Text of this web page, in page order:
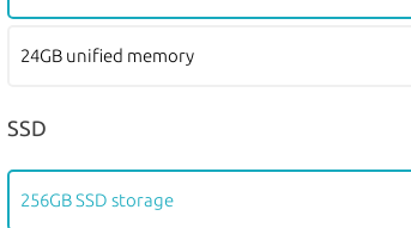
24GB unified memory
SSD
256GB SSD storage